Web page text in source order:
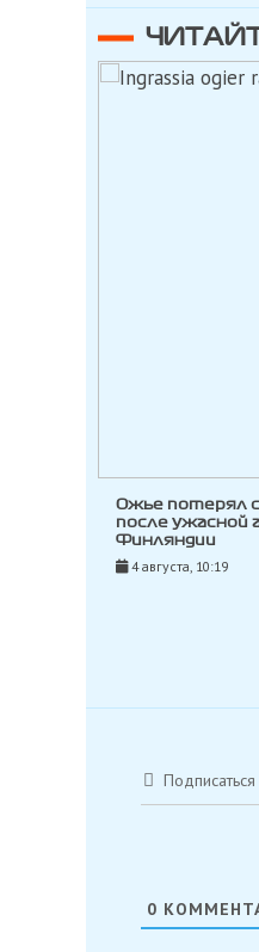
Ожье потерял
после ужасной
Финляндии
4 августа, 10:19
Подписаться
0